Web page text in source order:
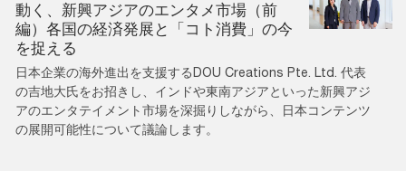
動く、新興アジアのエンタメ市場（前
編）各国の経済発展と「コト消費」の今
を捉える
日本企業の海外進出を支援するDOU Creations Pte. Ltd. 代表
の吉地大氏をお招きし、インドや東南アジアといった新興アジ
アのエンタテイメント市場を深掘りしながら、日本コンテンツ
の展開可能性について議論します。